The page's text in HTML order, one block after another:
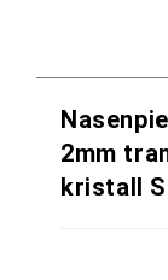
2mm
kristall